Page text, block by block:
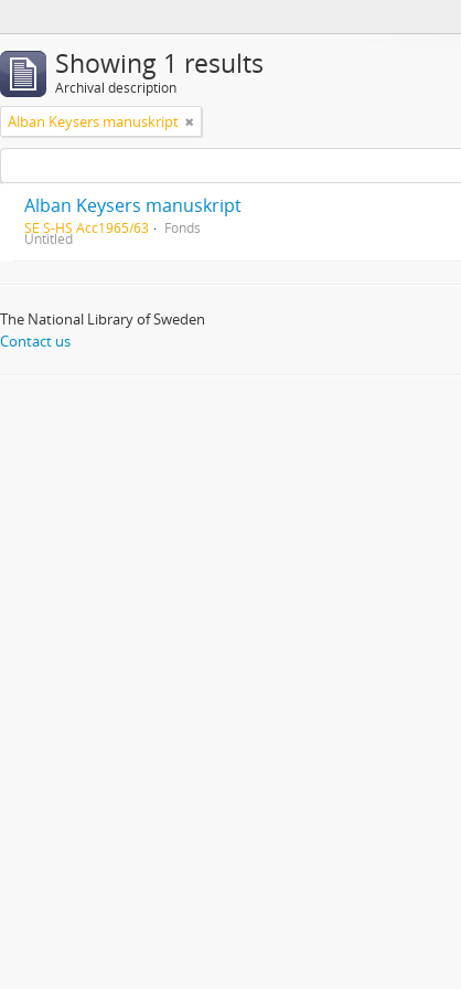
Showing 1 results
Archival description
Alban Keysers manuskript
Alban Keysers manuskript
SE S-HS Acc1965/63 Fonds
Untitled
The National Library of Sweden
Contact us